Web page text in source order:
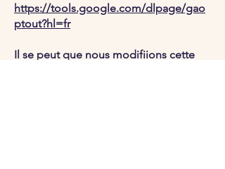
https://tools.google.com/dlpage/gao
ptout?hl=fr
Il se peut que nous modifiions cette